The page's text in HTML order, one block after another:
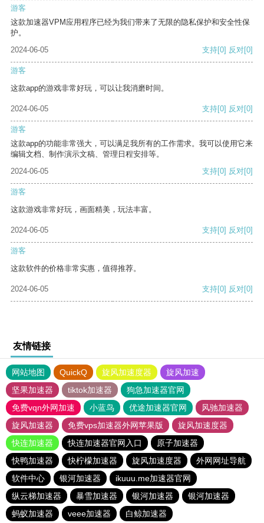
游客
这款加速器VPM应用程序已经为我们带来了无限的隐私保护和安全性保
护。
2024-06-05
支持[0] 反对[0]
游客
这款app的游戏非常好玩，可以让我消磨时间。
2024-06-05 支持[0] 反对[0]
游客
这款app的功能非常强大，可以满足我所有的工作需求。我可以使用它来
编辑文档、制作演示文稿、管理日程安排等。
2024-06-05
支持[0] 反对[0]
游客
这款游戏非常好玩，画面精美，玩法丰富。
2024-06-05 支持[0] 反对[0]
游客
这款软件的价格非常实惠，值得推荐。
2024-06-05 支持[0] 反对[0]
友情链接
网站地图 QuickQ 旋风加速度器
旋风加速
坚果加速器
tiktok加速器
狗急加速器官网
免费vqn外网加速
小蓝鸟 优途加速器官网
风驰加速器
旋风加速器
免费vps加速器外网苹果版
旋风加速度器
快连加速器
快连加速器官网入口
原子加速器
快鸭加速器
快柠檬加速器 旋风加速度器
外网网址导航
软件中心
银河加速器
ikuuu.me加速器官网
纵云梯加速器
暴雪加速器 银河加速器
银河加速器
蚂蚁加速器
veee加速器 白鲸加速器